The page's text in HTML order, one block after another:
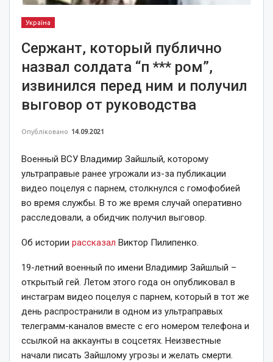
Україна
Сержант, который публично
назвал солдата “п *** ром”,
извинился перед ним и получил
выговор от руководства
Опубліковано 14.09.2021
Военный ВСУ Владимир Зайшлый, которому
ультраправые ранее угрожали из-за публикации
видео поцелуя с парнем, столкнулся с гомофобией
во время службы. В то же время случай оперативно
расследовали, а обидчик получил выговор.
Об истории рассказал Виктор Пилипенко.
19-летний военный по имени Владимир Зайшлый –
открытый гей. Летом этого года он опубликовал в
инстаграм видео поцелуя с парнем, который в тот же
день распространили в одном из ультраправых
телеграмм-каналов вместе с его номером телефона и
ссылкой на аккаунты в соцсетях. Неизвестные
начали писать Зайшлому угрозы и желать смерти.